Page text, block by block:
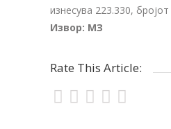
изнесува 223.330,
Извор: МЗ
Rate This Article: